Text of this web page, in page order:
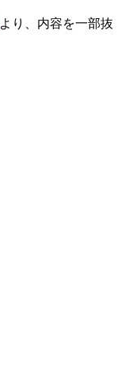
より、内容を一部抜